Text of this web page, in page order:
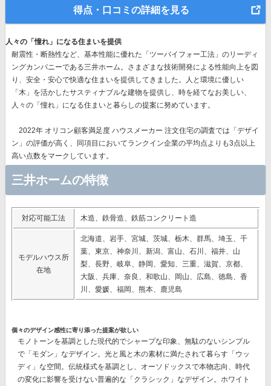
得点・口コミの詳細を見る
人々の「憧れ」になる住まいを提供
耐震性・断熱性など、基本性能に優れた 「ツーバイフォー工法」のリーディ
ングカンパニーである三井ホーム。さまざまな技術開発による性能向上を図
り、安全・安心で快適な住まいを提供してきました。人と環境に優しい
「木」を活かしたサスティナブルな建物を提供し、時を経てなお美しい、
人々の「憧れ」になる住まいと暮らしの提案に努めています。
2022年 オリコン顧客満足度 ハウスメーカー 注文住宅の調査では 「デザイ
ン」 の評価が高く、同項目においてランクイン企業の平均点よりも3点以上
高い点数をマークしています。
三井ホームの特徴
対応可能工法 木造、鉄骨造、鉄筋コンクリート造
モデルハウス所
在地
北海道、岩手、宮城、茨城、栃木、群馬、埼玉、千
葉、東京、神奈川、新潟、富山、石川、福井、山
梨、長野、岐阜、静岡、愛知、三重、滋賀、京都、
大阪、兵庫、奈良、和歌山、岡山、広島、徳島、香
川、愛媛、福岡、熊本、鹿児島
個々のデザイン感性に寄り添った提案が欲しい
モノトーンを基調とした現代的でシャープな印象、無駄のないシンプル
で「モダン」なデザイン。光と風と木の素材に満たされて暮らす「ウッ
ディ」な空間。伝統様式を基調とし、オーソドックスで本物志向、時代
の変化に影響を受けない普遍的な「クラシック」なデザイン。ホワイト